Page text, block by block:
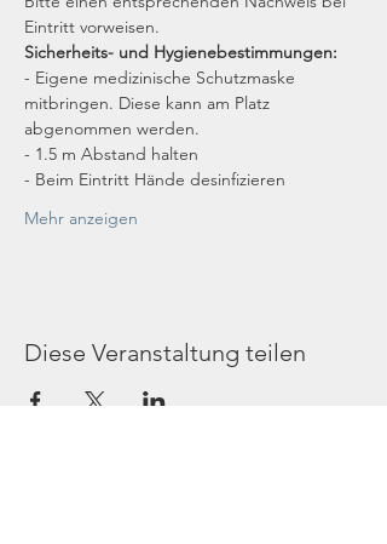
Eintritt vorweisen.
Sicherheits- und Hygienebestimmungen:
- Eigene medizinische Schutzmaske
mitbringen. Diese kann am Platz
abgenommen werden.
- 1.5 m Abstand halten
- Beim Eintritt Hände desinfizieren
Mehr anzeigen
Diese Veranstaltung teilen